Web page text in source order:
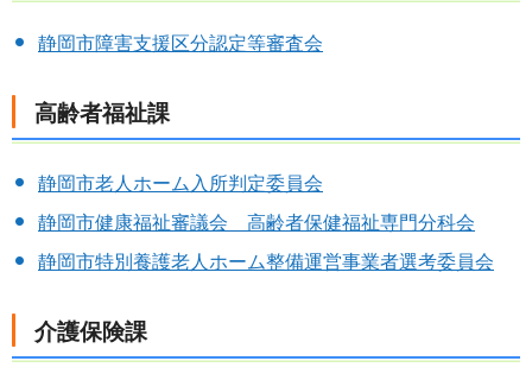
静岡市障害支援区分認定等審査会
高齢者福祉課
静岡市老人ホーム入所判定委員会
静岡市健康福祉審議会 高齢者保健福祉専門分科会
静岡市特別養護老人ホーム整備運営事業者選考委員会
介護保険課